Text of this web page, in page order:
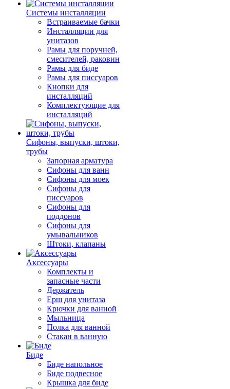
Системы инсталляции
Встраиваемые бачки
Инсталляции для
унитазов
Рамы для поручней,
смесителей, раковин
Рамы для биде
Рамы для писсуаров
Кнопки для
инсталляций
Комплектующие для
инсталляций
Сифоны, выпуски, штоки,
трубы
Запорная арматура
Сифоны для ванн
Сифоны для моек
Сифоны для
писсуаров
Сифоны для
поддонов
Сифоны для
умывальников
Штоки, клапаны
Аксессуары
Комплекты и
запасные части
Держатель
Ерш для унитаза
Крючки для ванной
Мыльница
Полка для ванной
Стакан в ванную
Биде
Биде напольное
Биде подвесное
Крышка для биде